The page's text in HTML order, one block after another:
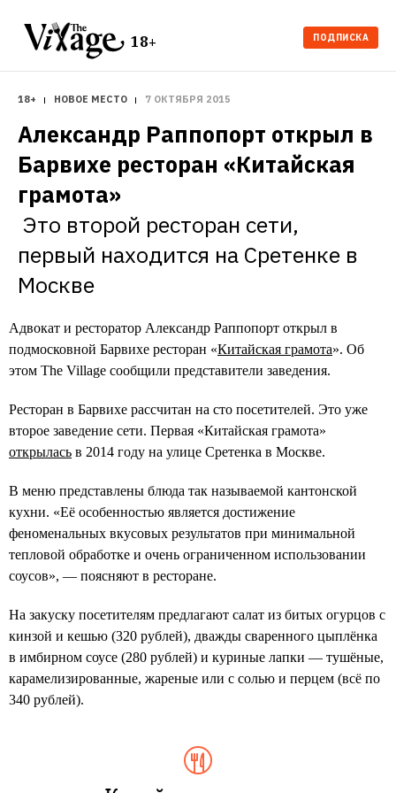
18+ ПОДПИСКА
18+ НОВОЕ МЕСТО 7 ОКТЯБРЯ 2015
Александр Раппопорт открыл в
Барвихе ресторан «Китайская
Это второй ресторан сети,
первый находится на Сретенке в
Адвокат и ресторатор Александр Раппопорт открыл в
подмосковной Барвихе ресторан «Китайская грамота». Об
этом The Village сообщили представители заведения.
Ресторан в Барвихе рассчитан на сто посетителей. Это уже
второе заведение сети. Первая «Китайская грамота»
открылась в 2014 году на улице Сретенка в Москве.
В меню представлены блюда так называемой кантонской
кухни. «Её особенностью является достижение
феноменальных вкусовых результатов при минимальной
тепловой обработке и очень ограниченном использовании
соусов», — поясняют в ресторане.
На закуску посетителям предлагают салат из битых огурцов с
кинзой и кешью (320 рублей), дважды сваренного цыплёнка
в имбирном соусе (280 рублей) и куриные лапки — тушёные,
карамелизированные, жареные или с солью и перцем (всё по
340 рублей).